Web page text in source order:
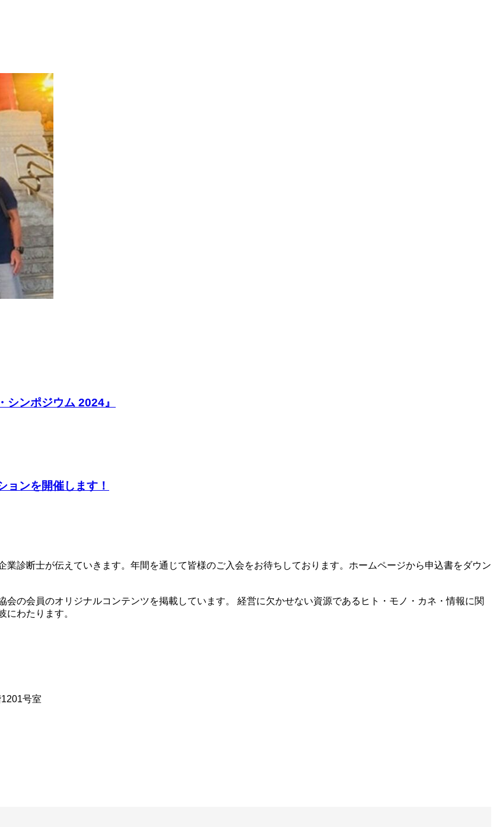
ンポジウム 2024』
ンを開催します！
業診断士が伝えていきます。年間を通じて皆様のご入会をお待ちしております。ホームページから申込書をダウン
会の会員のオリジナルコンテンツを掲載しています。 経営に欠かせない資源であるヒト・モノ・カネ・情報に関
わたります。
号室